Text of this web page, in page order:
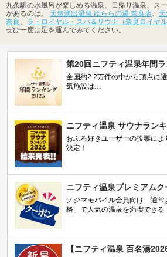
九条駅の水風呂が楽しめる温泉、日帰り温泉、ス
があるのは、 天然湧出温泉 ゆららの湯 奈良店
奈良
ラ・ロイヤル・スパ＆サウナ（奈良ロイヤル
ぜひ一度は足を運んでみてください。
第20回ニフティ温泉年間
全国約2.2万件の中から頂点に
気施設は…
ニフティ温泉 サウナラン
おふろ好きユーザーの投票に
決定！
ニフティ温泉プレミアムク
ノジマモバイル会員向け 通常
格」で人気の温泉を満喫できる
【ニフティ温泉 百名湯2026